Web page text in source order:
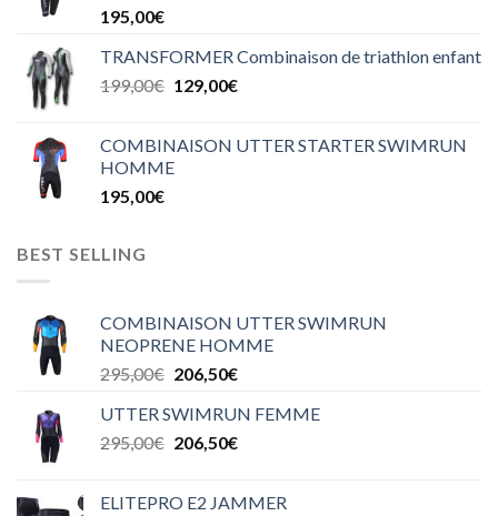
195,00€
TRANSFORMER Combinaison de triathlon enfant
199,00€ 129,00€
COMBINAISON UTTER STARTER SWIMRUN
HOMME
195,00€
BEST SELLING
COMBINAISON UTTER SWIMRUN
NEOPRENE HOMME
295,00€ 206,50€
UTTER SWIMRUN FEMME
295,00€ 206,50€
ELITEPRO E2 JAMMER